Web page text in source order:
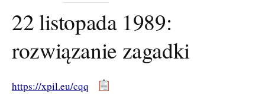
22 listopada 1989:
rozwiązanie zagadki
https://xpil.eu/cqq